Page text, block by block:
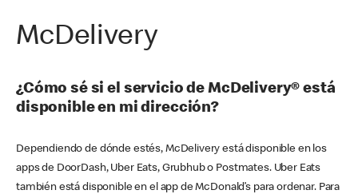
McDelivery
¿Cómo sé si el servicio de McDelivery® está
disponible en mi dirección?
Dependiendo de dónde estés, McDelivery está disponible en los
apps de DoorDash, Uber Eats, Grubhub o Postmates. Uber Eats
también está disponible en el app de McDonald’s para ordenar. Para